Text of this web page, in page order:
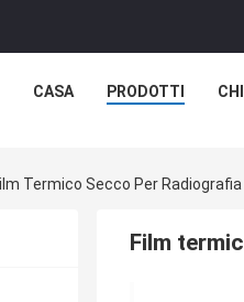
CASA PRODOTTI
Termico Secco Per
Film